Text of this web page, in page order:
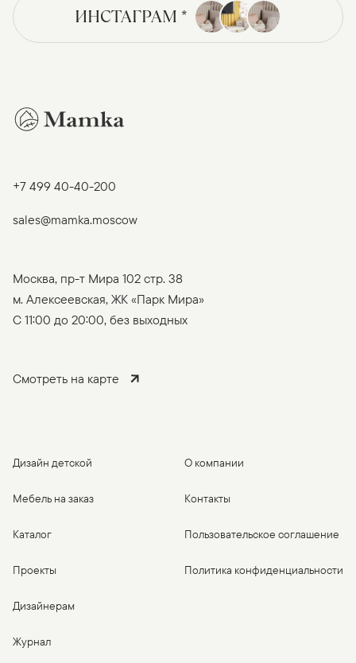
ИНСТАГРАМ *
+7 499 40-40-200
sales@mamka.moscow
Москва, пр-т Мира 102 стр. 38
м. Алексеевская, ЖК «Парк Мира»
C 11:00 до 20:00, без выходных
Смотреть на карте
Дизайн детской
Мебель на заказ
Каталог
Проекты
Дизайнерам
Журнал
О компании
Контакты
Пользовательское соглашение
Политика конфиденциальности